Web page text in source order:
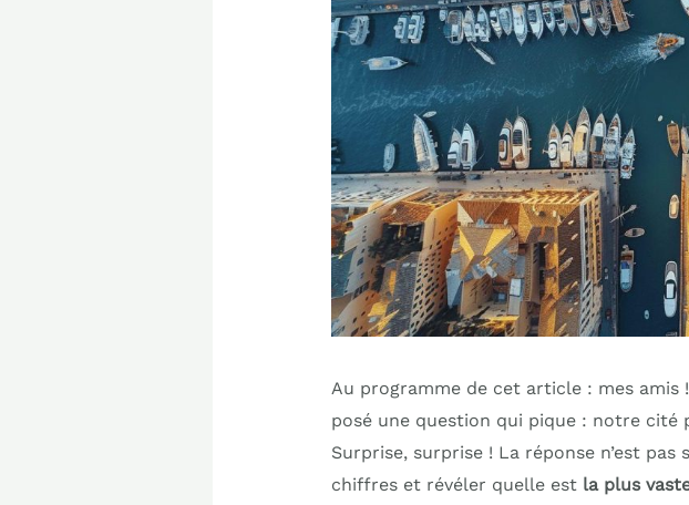
Au programme de cet article : mes amis
posé une question qui pique : notre cité
Surprise, surprise ! La réponse n’est
chiffres et révéler quelle est la plus